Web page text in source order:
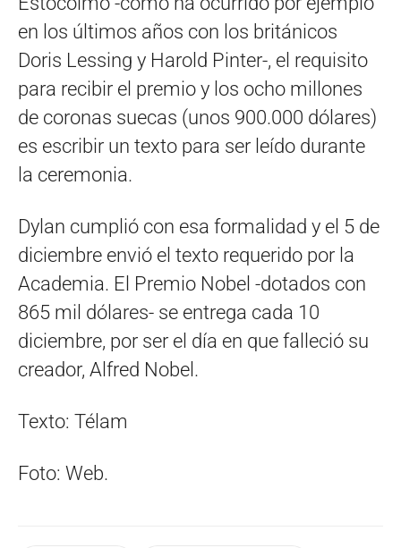
en los últimos años con los británicos
Doris Lessing y Harold Pinter-, el requisito
para recibir el premio y los ocho millones
de coronas suecas (unos 900.000 dólares)
es escribir un texto para ser leído durante
la ceremonia.
Dylan cumplió con esa formalidad y el 5 de
diciembre envió el texto requerido por la
Academia. El Premio Nobel -dotados con
865 mil dólares- se entrega cada 10
diciembre, por ser el día en que falleció su
creador, Alfred Nobel.
Texto: Télam
Foto: Web.